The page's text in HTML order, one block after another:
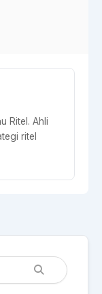
Ritel. Ahli
ritel